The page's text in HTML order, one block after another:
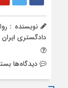
نویسنده :
دادگستری ایران
دیدگاه‌ها برای